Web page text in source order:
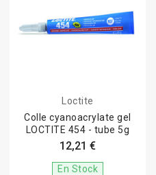
Loctite
Colle cyanoacrylate gel
LOCTITE 454 - tube 5g
12,21 €
En Stock